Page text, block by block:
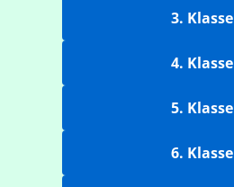
3. Klasse
4. Klasse
5. Klasse
6. Klasse